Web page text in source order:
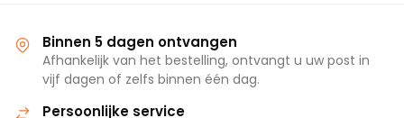
Binnen 5 dagen ontvangen
Afhankelijk van het bestelling, ontvangt u uw post in
vijf dagen of zelfs binnen één dag.
Persoonlijke service